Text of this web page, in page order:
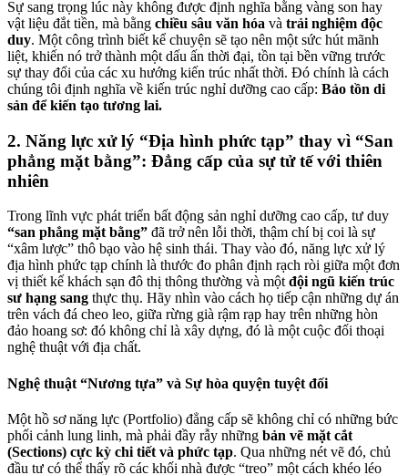
Sự sang trọng lúc này không được định nghĩa bằng vàng son hay
vật liệu đắt tiền, mà bằng chiều sâu văn hóa và trải nghiệm độc
duy. Một công trình biết kể chuyện sẽ tạo nên một sức hút mãnh
liệt, khiến nó trở thành một dấu ấn thời đại, tồn tại bền vững trước
sự thay đổi của các xu hướng kiến trúc nhất thời. Đó chính là cách
chúng tôi định nghĩa về kiến trúc nghỉ dưỡng cao cấp: Bảo tồn di
sản để kiến tạo tương lai.
2. Năng lực xử lý “Địa hình phức tạp” thay vì “San
phẳng mặt bằng”: Đẳng cấp của sự tử tế với thiên
nhiên
Trong lĩnh vực phát triển bất động sản nghỉ dưỡng cao cấp, tư duy
“san phẳng mặt bằng” đã trở nên lỗi thời, thậm chí bị coi là sự
“xâm lược” thô bạo vào hệ sinh thái. Thay vào đó, năng lực xử lý
địa hình phức tạp chính là thước đo phân định rạch ròi giữa một đơn
vị thiết kế khách sạn đô thị thông thường và một đội ngũ kiến trúc
sư hạng sang thực thụ. Hãy nhìn vào cách họ tiếp cận những dự án
trên vách đá cheo leo, giữa rừng già rậm rạp hay trên những hòn
đảo hoang sơ: đó không chỉ là xây dựng, đó là một cuộc đối thoại
nghệ thuật với địa chất.
Nghệ thuật “Nương tựa” và Sự hòa quyện tuyệt đối
Một hồ sơ năng lực (Portfolio) đẳng cấp sẽ không chỉ có những bức
phối cảnh lung linh, mà phải đầy rẫy những bản vẽ mặt cắt
(Sections) cực kỳ chi tiết và phức tạp. Qua những nét vẽ đó, chủ
đầu tư có thể thấy rõ các khối nhà được “treo” một cách khéo léo